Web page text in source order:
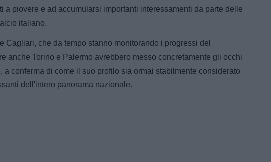
a piovere e ad accumularsi importanti interessamenti da parte delle
italiano.
Cagliari, che da tempo stanno monitorando i progressi del
anche Torino e Palermo avrebbero messo concretamente gli occhi
a conferma di come il suo profilo sia ormai stabilmente considerato
dell'intero panorama nazionale.